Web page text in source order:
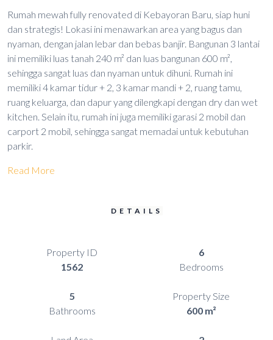
Rumah mewah fully renovated di Kebayoran Baru, siap huni
dan strategis! Lokasi ini menawarkan area yang bagus dan
nyaman, dengan jalan lebar dan bebas banjir. Bangunan 3 lantai
ini memiliki luas tanah 240 m² dan luas bangunan 600 m²,
sehingga sangat luas dan nyaman untuk dihuni. Rumah ini
memiliki 4 kamar tidur + 2, 3 kamar mandi + 2, ruang tamu,
ruang keluarga, dan dapur yang dilengkapi dengan dry dan wet
kitchen. Selain itu, rumah ini juga memiliki garasi 2 mobil dan
carport 2 mobil, sehingga sangat memadai untuk kebutuhan
parkir.
Read More
DETAILS
Property ID
1562
6
Bedrooms
5
Bathrooms
Property Size
600 m²